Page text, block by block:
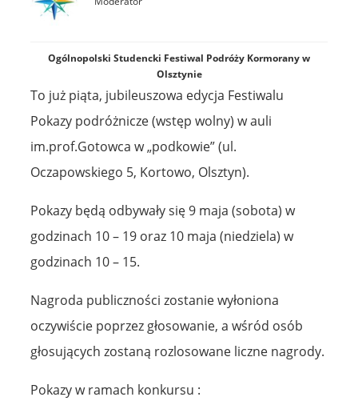
Ogólnopolski Studencki Festiwal Podróży Kormorany w
Olsztynie
To już piąta, jubileuszowa edycja Festiwalu
Pokazy podróżnicze (wstęp wolny) w auli
im.prof.Gotowca w „podkowie” (ul.
Oczapowskiego 5, Kortowo, Olsztyn).
Pokazy będą odbywały się 9 maja (sobota) w
godzinach 10 – 19 oraz 10 maja (niedziela) w
godzinach 10 – 15.
Nagroda publiczności zostanie wyłoniona
oczywiście poprzez głosowanie, a wśród osób
głosujących zostaną rozlosowane liczne nagrody.
Pokazy w ramach konkursu :